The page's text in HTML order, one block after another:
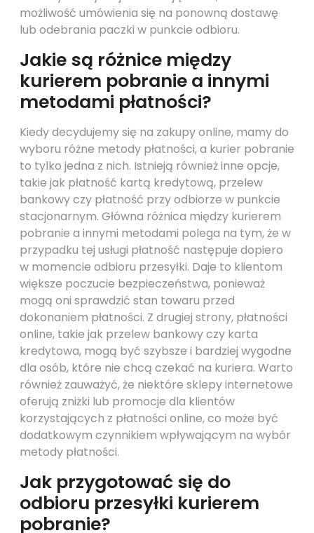
możliwość umówienia się na ponowną dostawę
lub odebrania paczki w punkcie odbioru.
Jakie są różnice między
kurierem pobranie a innymi
metodami płatności?
Kiedy decydujemy się na zakupy online, mamy do
wyboru różne metody płatności, a kurier pobranie
to tylko jedna z nich. Istnieją również inne opcje,
takie jak płatność kartą kredytową, przelew
bankowy czy płatność przy odbiorze w punkcie
stacjonarnym. Główna różnica między kurierem
pobranie a innymi metodami polega na tym, że w
przypadku tej usługi płatność następuje dopiero
w momencie odbioru przesyłki. Daje to klientom
większe poczucie bezpieczeństwa, ponieważ
mogą oni sprawdzić stan towaru przed
dokonaniem płatności. Z drugiej strony, płatności
online, takie jak przelew bankowy czy karta
kredytowa, mogą być szybsze i bardziej wygodne
dla osób, które nie chcą czekać na kuriera. Warto
również zauważyć, że niektóre sklepy internetowe
oferują zniżki lub promocje dla klientów
korzystających z płatności online, co może być
dodatkowym czynnikiem wpływającym na wybór
metody płatności.
Jak przygotować się do
odbioru przesyłki kurierem
pobranie?